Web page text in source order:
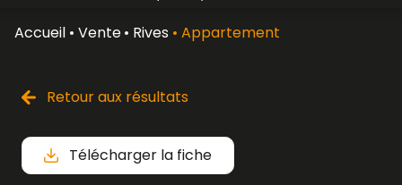
acheter
louer
Accueil Vente Rives Appartement
Retour aux résultats
Télécharger la fiche